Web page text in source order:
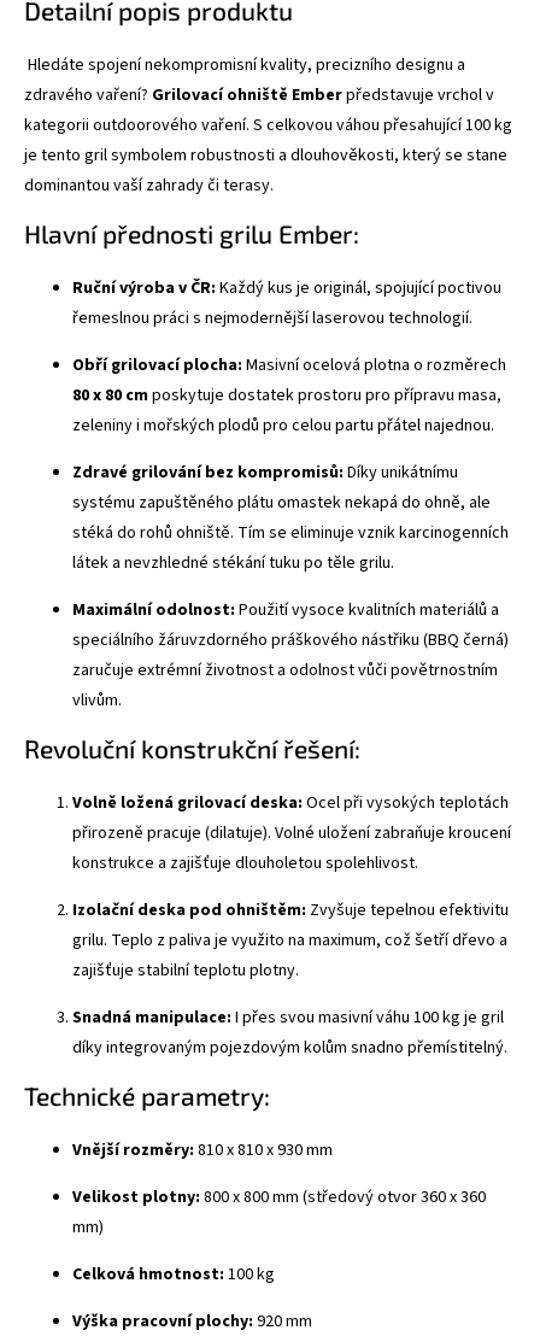
Detailní popis produktu
Hledáte spojení nekompromisní kvality, precizního designu a
zdravého vaření? Grilovací ohniště Emberpředstavuje vrchol v
kategorii outdoorového vaření. S celkovou váhou přesahující 100 kg
je tento gril symbolem robustnosti a dlouhověkosti, který se stane
dominantou vaší zahrady či terasy.
Hlavní přednosti grilu Ember:
Ruční výroba v ČR: Každý kus je originál, spojující poctivou
řemeslnou práci s nejmodernější laserovou technologií.
Obří grilovací plocha: Masivní ocelová plotna o rozměrech
80 x 80 cmposkytuje dostatek prostoru pro přípravu masa,
zeleniny i mořských plodů pro celou partu přátel najednou.
Zdravé grilování bez kompromisů: Díky unikátnímu
systému zapuštěného plátu omastek nekapá do ohně, ale
stéká do rohů ohniště. Tím se eliminuje vznik karcinogenních
látek a nevzhledné stékání tuku po těle grilu.
Maximální odolnost: Použití vysoce kvalitních materiálů a
speciálního žáruvzdorného práškového nástřiku (BBQ černá)
zaručuje extrémní životnost a odolnost vůči povětrnostním
vlivům.
Revoluční konstrukční řešení:
Volně ložená grilovací deska: Ocel při vysokých teplotách
přirozeně pracuje (dilatuje). Volné uložení zabraňuje kroucení
konstrukce a zajišťuje dlouholetou spolehlivost.
Izolační deska pod ohništěm: Zvyšuje tepelnou efektivitu
grilu. Teplo z paliva je využito na maximum, což šetří dřevo a
zajišťuje stabilní teplotu plotny.
Snadná manipulace: I přes svou masivní váhu 100 kg je gril
díky integrovaným pojezdovým kolům snadno přemístitelný.
Technické parametry:
Vnější rozměry: 810 x 810 x 930 mm
Velikost plotny: 800 x 800 mm (středový otvor 360 x 360
mm)
Celková hmotnost: 100 kg
Výška pracovní plochy: 920 mm